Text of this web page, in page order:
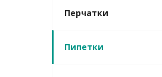
Перчатки
Пипетки